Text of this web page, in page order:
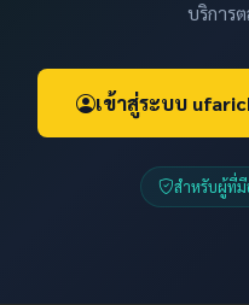
บริการ
เข้าสู่ระบบ
สำหรับผู้ที่มี